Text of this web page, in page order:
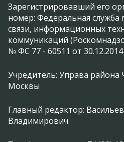
Зарегистрировавший его
номер: Федеральная служба
связи, информационных
коммуникаций
№ ФС 77 - 60511 от 30.12.2014
Учредитель: Управа
Москвы
Главный редактор:
Владимирович